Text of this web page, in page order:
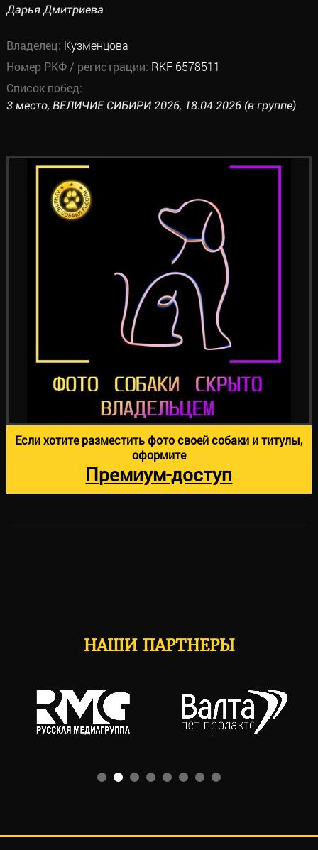
Дарья Дмитриева
Владелец: Кузменцова
Номер РКФ / регистрации: RKF 6578511
Список побед:
3 место, ВЕЛИЧИЕ СИБИРИ 2026, 18.04.2026 (в группе)
Если хотите разместить фото своей собаки и титулы,
оформите
Премиум-доступ
НАШИ ПАРТНЕРЫ